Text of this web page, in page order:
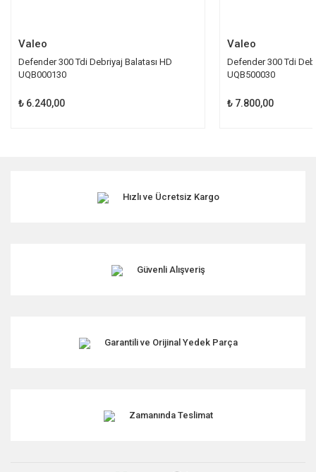
Valeo
Defender 300 Tdi Debriyaj Balatası HD
UQB000130
₺ 6.240,00
Valeo
Defender 300 Tdi
UQB500030
₺ 7.800,00
Hızlı ve Ücretsiz Kargo
Güvenli Alışveriş
Garantili ve Orijinal Yedek Parça
Zamanında Teslimat